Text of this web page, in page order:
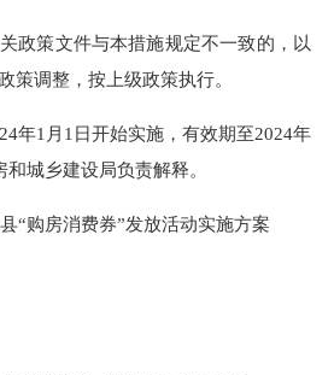
策文件与本措施规定不一致的，以
策调整，按上级政策执行。
1月1日开始实施，有效期至2024年
城乡建设局负责解释。
购房消费券”发放活动实施方案